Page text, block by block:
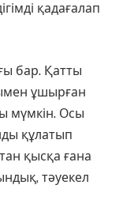
қадағалап
бар. Қатты
ұшырған
мүмкін. Осы
құлатып
қысқа ғана
тәуекел